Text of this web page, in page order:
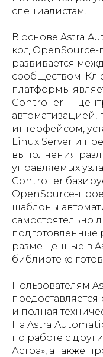
специалистам.
В основе Astra
код OpenSource-
развивается
сообществом.
платформы
Controller —
интерфейсом,
Linux Server и
выполнения
управляемых
Controller
OpenSource-
шаблоны
самостоятельно
подготовленные
размещенные в
библиотеке
Пользователям
и полная
На Astra
по работе с
Астра», а также